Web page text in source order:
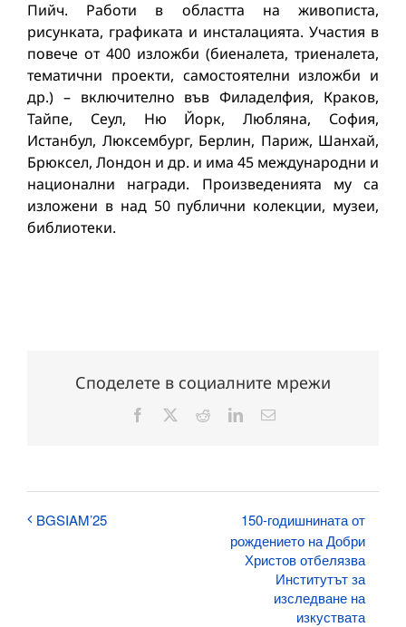
Пийч. Работи в областта на живописта,
рисунката, графиката и инсталацията. Участия в
повече от 400 изложби (биеналета, триеналета,
тематични проекти, самостоятелни изложби и
др.) – включително във Филаделфия, Краков,
Тайпе, Сеул, Ню Йорк, Любляна, София,
Истанбул, Люксембург, Берлин, Париж, Шанхай,
Брюксел, Лондон и др. и има 45 международни и
национални награди. Произведенията му са
изложени в над 50 публични колекции, музеи,
библиотеки.
Споделете в социалните мрежи
Facebook RedditLinkedInЕлектронна
BGSIAM’25
150-годишнината от
рождението на Добри
Христов отбелязва
Институтът за
изследване на
изкуствата